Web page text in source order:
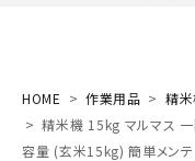
HOME 作業用品
精米
精米機 15kg マルマス
容量 (玄米15kg) 簡単メンテ